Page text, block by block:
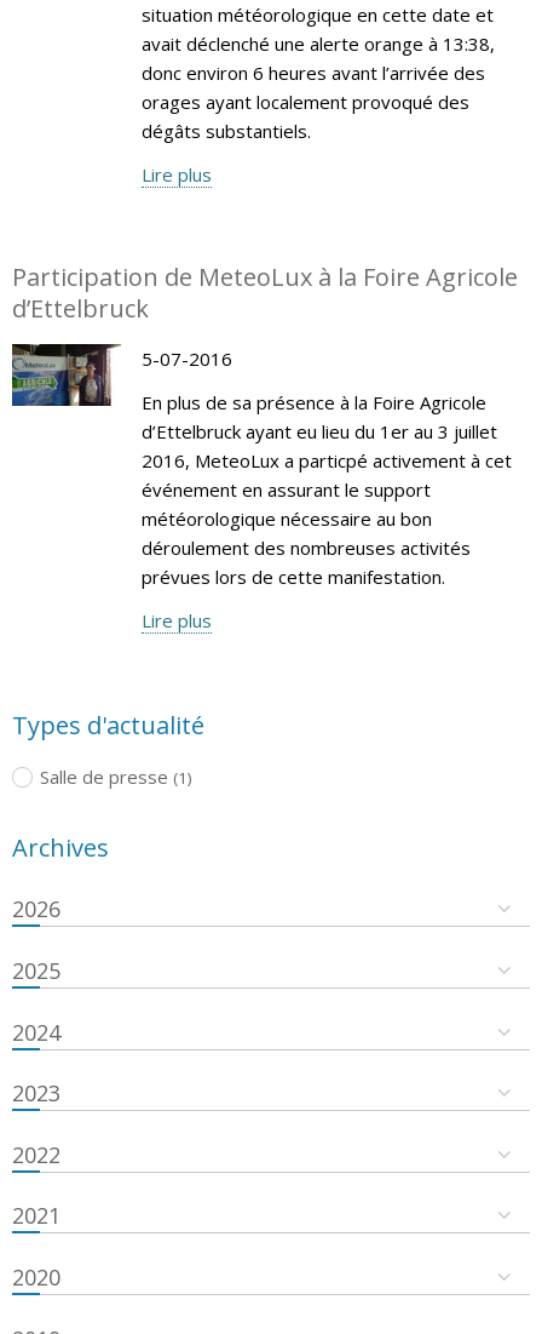
situation météorologique en cette date et
avait déclenché une alerte orange à 13:38,
donc environ 6 heures avant l’arrivée des
orages ayant localement provoqué des
dégâts substantiels.
Lire plus
Participation de MeteoLux à la Foire Agricole
d’Ettelbruck
5-07-2016
En plus de sa présence à la Foire Agricole
d’Ettelbruck ayant eu lieu du 1er au 3 juillet
2016, MeteoLux a particpé activement à cet
événement en assurant le support
météorologique nécessaire au bon
déroulement des nombreuses activités
prévues lors de cette manifestation.
Lire plus
Types d'actualité
Salle de presse (1)
Archives
2026
2025
2024
2023
2022
2021
2020